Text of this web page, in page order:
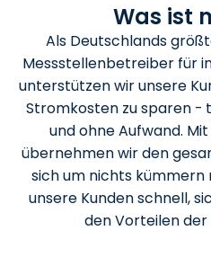
Was ist
Als Deutschlands
Messstellenbetreiber für
unterstützen wir unsere
Stromkosten zu sparen -
und ohne Aufwand.
übernehmen wir den
sich um nichts
unsere Kunden schnell,
den Vorteilen der